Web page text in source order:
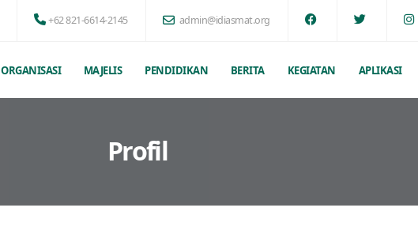
+62 821-6614-2145 admin@idiasmat.org
ORGANISASI MAJELIS PENDIDIKAN BERITA KEGIATAN APLIKASI
Profil